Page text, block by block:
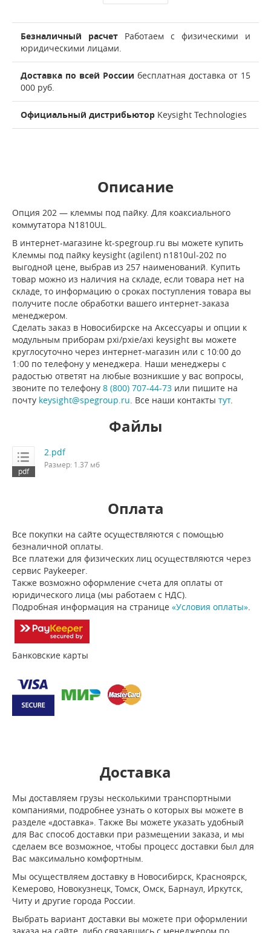
Безналичный расчет Работаем с физическими и
юридическими лицами.
Доставка по всей России бесплатная доставка от 15
000 руб.
Официальный дистрибьютор Keysight Technologies
Описание
Опция 202 — клеммы под пайку. Для коаксиального
коммутатора N1810UL.
В интернет-магазине kt-spegroup.ru вы можете купить
Клеммы под пайку keysight (agilent) n1810ul-202 по
выгодной цене, выбрав из 257 наименований. Купить
товар можно из наличия на складе, если товара нет на
складе, то информацию о сроках поступления товара вы
получите после обработки вашего интернет-заказа
менеджером.
Сделать заказ в Новосибирске на Аксессуары и опции к
модульным приборам pxi/pxie/axi keysight вы можете
круглосуточно через интернет-магазин или с 10:00 до
1:00 по телефону у менеджера. Наши менеджеры с
радостью ответят на любые возникшие у вас вопросы,
звоните по телефону 8 (800) 707-44-73 или пишите на
почту keysight@spegroup.ru. Все наши контакты тут.
Файлы
2.pdf
Размер: 1.37 мб
Оплата
Все покупки на сайте осуществляются с помощью
безналичной оплаты.
Все платежи для физических лиц осуществляются через
сервис Paykeeper.
Также возможно оформление счета для оплаты от
юридического лица (мы работаем с НДС).
Подробная информация на странице «Условия оплаты».
Банковские карты
Доставка
Мы доставляем грузы несколькими транспортными
компаниями, подробнее узнать о которых вы можете в
разделе «доставка». Также Вы можете указать удобный
для Вас способ доставки при размещении заказа, и мы
сделаем все возможное, чтобы процесс доставки был для
Вас максимально комфортным.
Мы осуществляем доставку в Новосибирск, Красноярск,
Кемерово, Новокузнецк, Томск, Омск, Барнаул, Иркутск,
Читу и другие города России.
Выбрать вариант доставки вы можете при оформлении